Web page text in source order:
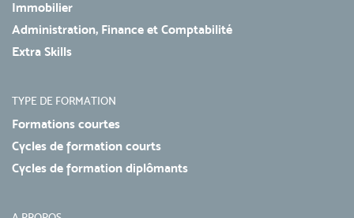
Immobilier
Administration, Finance et Comptabilité
Extra Skills
TYPE DE FORMATION
Formations courtes
Cycles de formation courts
Cycles de formation diplômants